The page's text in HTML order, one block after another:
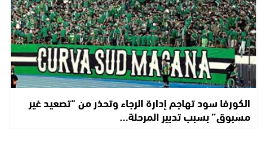
الكورفا سود تهاجم إدارة الرجاء وتحذر من “تصعيد غير
مسبوق” بسبب تدبير المرحلة…